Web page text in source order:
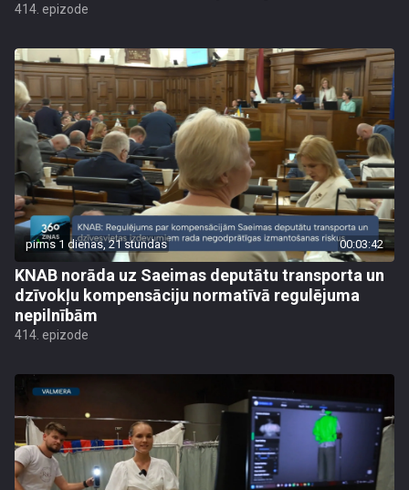
414. epizode
pirms 1 dienas, 21 stundas 00:03:42
KNAB norāda uz Saeimas deputātu transporta un
dzīvokļu kompensāciju normatīvā regulējuma
nepilnībām
414. epizode